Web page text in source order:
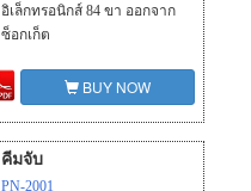
อิเล็กทรอนิกส์ 84 ขา ออกจาก
ซ็อกเก็ต
BUY NOW
คีมจับ
PN-2001